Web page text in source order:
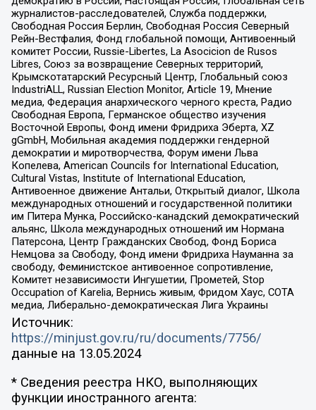
журналистов-расследователей, Служба поддержки,
Свободная Россия Берлин, Свободная Россия Северный
Рейн-Вестфалия, Фонд глобальной помощи, Антивоенный
комитет России, Russie-Libertes, La Asocicion de Rusos
Libres, Союз за возвращение Северных территорий,
Крымскотатарский Ресурсный Центр, Глобальный союз
IndustriALL, Russian Election Monitor, Article 19, Мнение
медиа, Федерация анархического черного креста, Радио
Свободная Европа, Германское общество изучения
Восточной Европы, Фонд имени Фридриха Эберта, XZ
gGmbH, Мобильная академия поддержки гендерной
демократии и миротворчества, Форум имени Льва
Копелева, American Councils for International Education,
Cultural Vistas, Institute of International Education,
Антивоенное движение Антальи, Открытый диалог, Школа
международных отношений и государственной политики
им Питера Мунка, Российско-канадский демократический
альянс, Школа международных отношений им Нормана
Патерсона, Центр Гражданских Свобод, Фонд Бориса
Немцова за Свободу, Фонд имени Фридриха Науманна за
свободу, Феминистское антивоенное сопротивление,
Комитет независимости Ингушетии, Прометей, Stop
Occupation of Karelia, Вернись живым, Фридом Хаус, СОТА
медиа, Либерально-демократическая Лига Украины
Источник:
https://minjust.gov.ru/ru/documents/7756/
данные на 13.05.2024
* Сведения реестра НКО, выполняющих
функции иностранного агента: